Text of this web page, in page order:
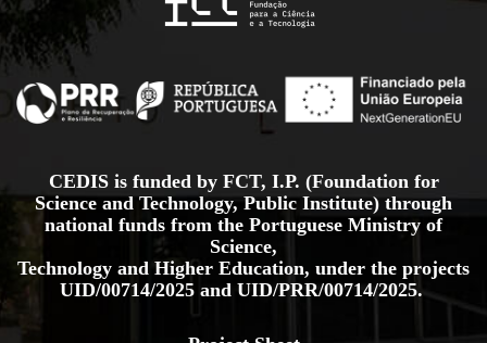
CEDIS is funded by FCT, I.P. (Foundation for
Science and Technology, Public Institute) through
national funds from the Portuguese Ministry of
Science,
Technology and Higher Education, under the projects
UID/00714/2025 and UID/PRR/00714/2025.